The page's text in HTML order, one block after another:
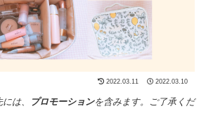
2022.03.11 2022.03.10
は、 プロモーションを含みます。ご了承くだ